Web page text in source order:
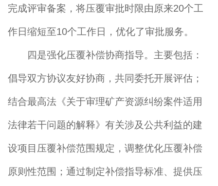
完成评审备案，将压覆审批时限由原来20个工
作日缩短至10个工作日，优化了审批服务。
四是强化压覆补偿协商指导。主要包括：
倡导双方协议友好协商，共同委托开展评估；
结合最高法《关于审理矿产资源纠纷案件适用
法律若干问题的解释》有关涉及公共利益的建
设项目压覆补偿范围规定，调整优化压覆补偿
原则性范围；通过制定补偿指导标准、提供压